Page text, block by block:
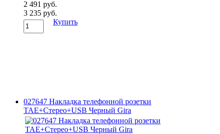
2 491 руб.
3 235 руб.
Купить
027647 Накладка телефонной розетки
TAE+Стерео+USB Черный Gira